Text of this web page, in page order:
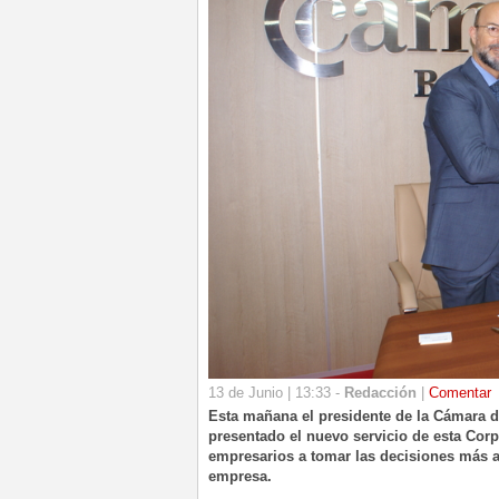
13 de Junio | 13:33 - Redacción
Comentar
Esta mañana el presidente de la Cámara
presentado el nuevo servicio de esta
empresarios a tomar las decisiones más
empresa.